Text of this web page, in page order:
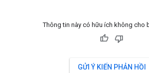
Thông tin này có hữu ích không cho
GỬI Ý KIẾN PHẢN HỒI